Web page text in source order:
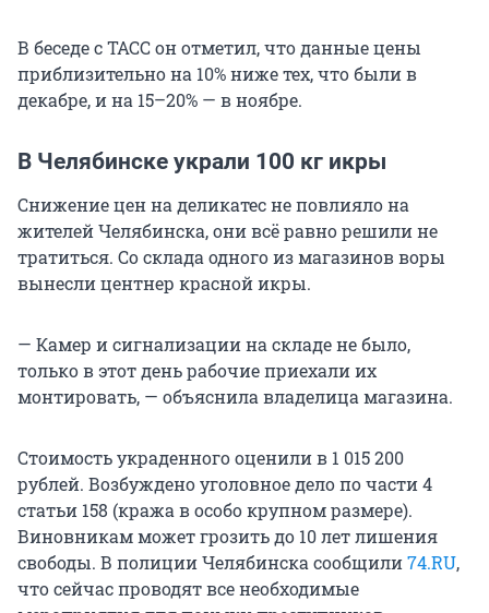
В беседе с ТАСС он отметил, что данные цены
приблизительно на 10% ниже тех, что были в
декабре, и на 15–20% — в ноябре.
В Челябинске украли 100 кг икры
Снижение цен на деликатес не повлияло на
жителей Челябинска, они всё равно решили не
тратиться. Со склада одного из магазинов воры
вынесли центнер красной икры.
— Камер и сигнализации на складе не было,
только в этот день рабочие приехали их
монтировать, — объяснила владелица магазина.
Стоимость украденного оценили в 1 015 200
рублей. Возбуждено уголовное дело по части 4
статьи 158 (кража в особо крупном размере).
Виновникам может грозить до 10 лет лишения
свободы. В полиции Челябинска сообщили74.RU,
что сейчас проводят все необходимые